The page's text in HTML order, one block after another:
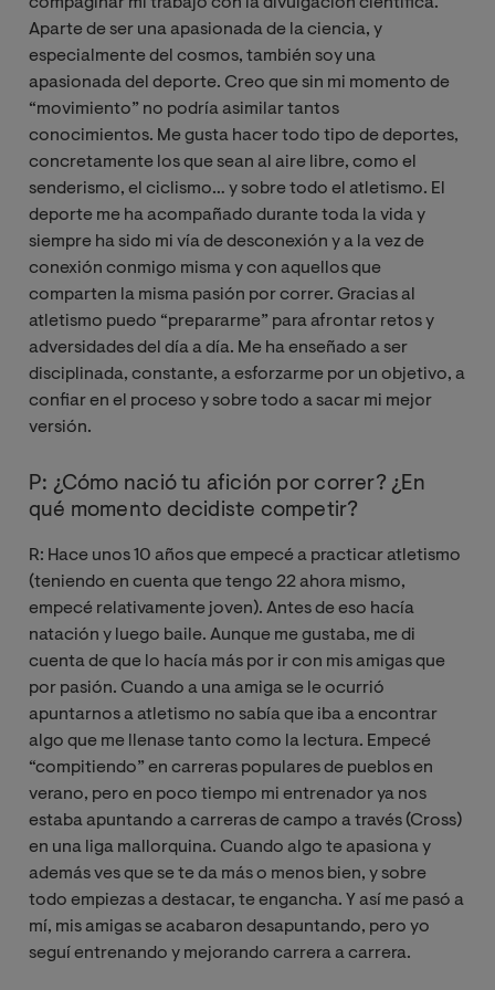
Aparte de ser una apasionada de la ciencia, y
especialmente del cosmos, también soy una
apasionada del deporte. Creo que sin mi momento de
“movimiento” no podría asimilar tantos
conocimientos. Me gusta hacer todo tipo de deportes,
concretamente los que sean al aire libre, como el
senderismo, el ciclismo… y sobre todo el atletismo. El
deporte me ha acompañado durante toda la vida y
siempre ha sido mi vía de desconexión y a la vez de
conexión conmigo misma y con aquellos que
comparten la misma pasión por correr. Gracias al
atletismo puedo “prepararme” para afrontar retos y
adversidades del día a día. Me ha enseñado a ser
disciplinada, constante, a esforzarme por un objetivo, a
confiar en el proceso y sobre todo a sacar mi mejor
versión.
P: ¿Cómo nació tu afición por correr? ¿En
qué momento decidiste competir?
R: Hace unos 10 años que empecé a practicar atletismo
(teniendo en cuenta que tengo 22 ahora mismo,
empecé relativamente joven). Antes de eso hacía
natación y luego baile. Aunque me gustaba, me di
cuenta de que lo hacía más por ir con mis amigas que
por pasión. Cuando a una amiga se le ocurrió
apuntarnos a atletismo no sabía que iba a encontrar
algo que me llenase tanto como la lectura. Empecé
“compitiendo” en carreras populares de pueblos en
verano, pero en poco tiempo mi entrenador ya nos
estaba apuntando a carreras de campo a través (Cross)
en una liga mallorquina. Cuando algo te apasiona y
además ves que se te da más o menos bien, y sobre
todo empiezas a destacar, te engancha. Y así me pasó a
mí, mis amigas se acabaron desapuntando, pero yo
seguí entrenando y mejorando carrera a carrera.